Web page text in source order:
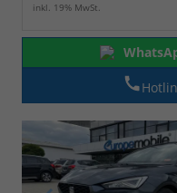
inkl. 19% MwSt.